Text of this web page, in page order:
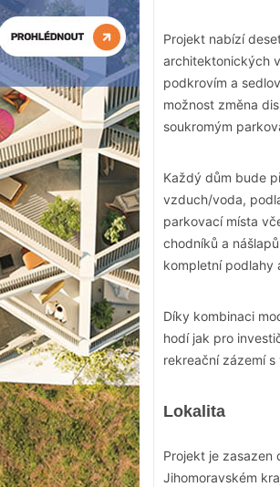
Projekt nabízí
architektonických
podkrovím a
možnost změna
soukromým
Každý dům bude
vzduch/voda,
parkovací místa
chodníků a
kompletní podlahy
Díky kombinaci
hodí jak pro
rekreační zázemí
Lokalita
Projekt je zasazen
Jihomoravském